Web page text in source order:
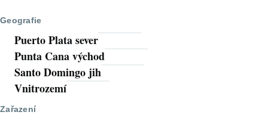
Geografie
Puerto Plata sever
Punta Cana východ
Santo Domingo jih
Vnitrozemí
Zařazení